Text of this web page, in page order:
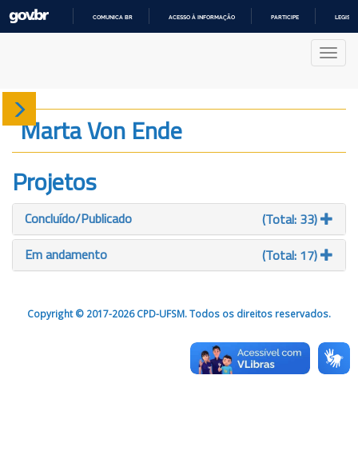
COMUNICA BR ACESSO À INFORMAÇÃO PARTICIPE
Sobre
Produção
Projetos
Gráficos
Marta Von Ende
Projetos
Concluído/Publicado
(Total: 33)
Em andamento
(Total: 17)
Copyright © 2017-2026 CPD-UFSM. Todos os direitos reservados.